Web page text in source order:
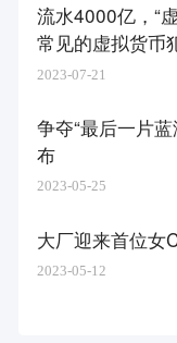
流水4000亿，“
常见的虚拟货币
2023-07-21
争夺“最后一片
布
2023-05-25
大厂迎来首位女
2023-05-12